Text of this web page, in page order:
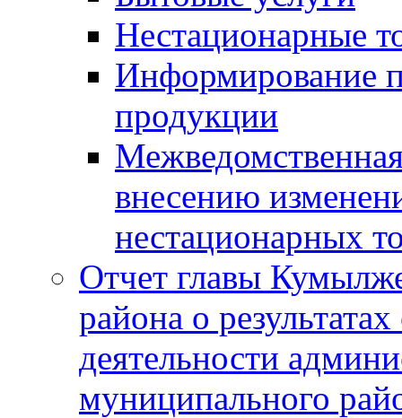
Нестационарные
Информирование
продукции
внесению
нестационарных
Отчет главы
района о
деятельности
муниципального